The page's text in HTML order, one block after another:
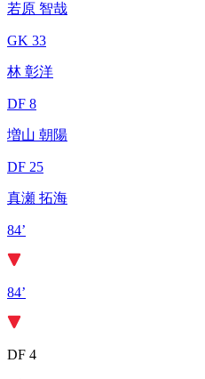
若原 智哉
GK 33
林 彰洋
DF 8
増山 朝陽
DF 25
真瀬 拓海
84’
84’
DF 4